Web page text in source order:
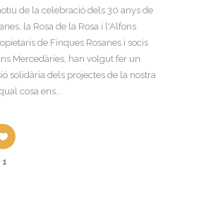
de la celebració dels 30 anys de
la Rosa de la Rosa i l'Alfons
de Finques Rosanes i socis
Mercedàries, han volgut fer un
solidària dels projectes de la nostra
cosa ens...
1